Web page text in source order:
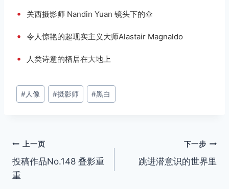
• 关西摄影师 Nandin Yuan 镜头下的伞
• 令人惊艳的超现实主义大师Alastair Magnaldo
• 人类诗意的栖居在大地上
文
章
#人像 #摄影师 #黑白
文
章
上一页
投稿作品No.148 叠影重
重
下一步
跳进潜意识的世界里